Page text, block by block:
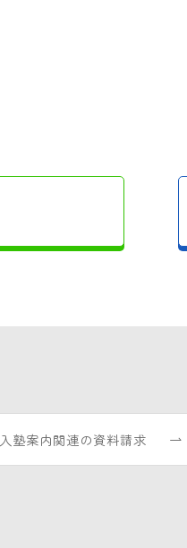
入塾案内関連の資料請求